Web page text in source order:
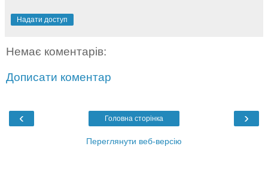
Надати доступ
Немає коментарів:
Дописати коментар
‹ ›
Головна сторінка
Переглянути веб-версію